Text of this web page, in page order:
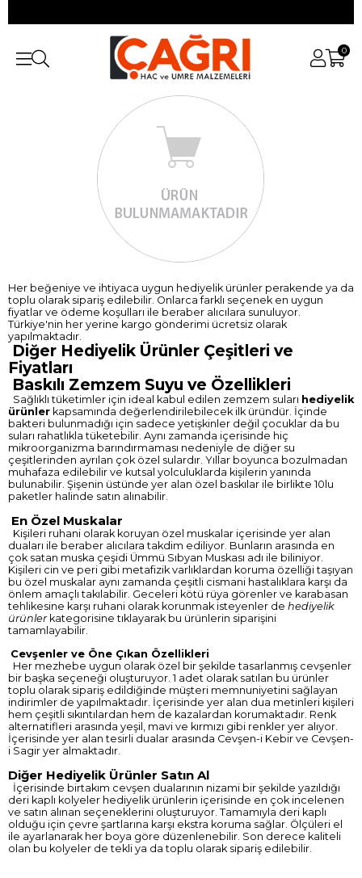
0
Her beğeniye ve ihtiyaca uygun hediyelik ürünler perakende ya da
toplu olarak sipariş edilebilir. Onlarca farklı seçenek en uygun
fiyatlar ve ödeme koşulları ile beraber alıcılara sunuluyor.
Türkiye'nin her yerine kargo gönderimi ücretsiz olarak
yapılmaktadır.
Diğer Hediyelik Ürünler Çeşitleri ve
Fiyatları
Baskılı Zemzem Suyu ve Özellikleri
Sağlıklı tüketimler için ideal kabul edilen zemzem suları hediyelik
ürünler kapsamında değerlendirilebilecek ilk üründür. İçinde
bakteri bulunmadığı için sadece yetişkinler değil çocuklar da bu
suları rahatlıkla tüketebilir. Aynı zamanda içerisinde hiç
mikroorganizma barındırmaması nedeniyle de diğer su
çeşitlerinden ayrılan çok özel sulardır. Yıllar boyunca bozulmadan
muhafaza edilebilir ve kutsal yolculuklarda kişilerin yanında
bulunabilir. Şişenin üstünde yer alan özel baskılar ile birlikte 10lu
paketler halinde satın alınabilir.
En Özel Muskalar
Kişileri ruhani olarak koruyan özel muskalar içerisinde yer alan
duaları ile beraber alıcılara takdim ediliyor. Bunların arasında en
çok satan muska çeşidi Ümmü Sıbyan Muskası adı ile biliniyor.
Kişileri cin ve peri gibi metafizik varlıklardan koruma özelliği taşıyan
bu özel muskalar aynı zamanda çeşitli cismani hastalıklara karşı da
önlem amaçlı takılabilir. Geceleri kötü rüya görenler ve karabasan
tehlikesine karşı ruhani olarak korunmak isteyenler de hediyelik
ürünlerkategorisine tıklayarak bu ürünlerin siparişini
tamamlayabilir.
Cevşenler ve Öne Çıkan Özellikleri
Her mezhebe uygun olarak özel bir şekilde tasarlanmış cevşenler
bir başka seçeneği oluşturuyor. 1 adet olarak satılan bu ürünler
toplu olarak sipariş edildiğinde müşteri memnuniyetini sağlayan
indirimler de yapılmaktadır. İçerisinde yer alan dua metinleri kişileri
hem çeşitli sıkıntılardan hem de kazalardan korumaktadır. Renk
alternatifleri arasında yeşil, mavi ve kırmızı gibi renkler yer alıyor.
İçerisinde yer alan tesirli dualar arasında Cevşen-i Kebir ve Cevşen-
i Sagir yer almaktadır.
Diğer Hediyelik Ürünler Satın Al
İçerisinde birtakım cevşen dualarının nizami bir şekilde yazıldığı
deri kaplı kolyeler hediyelik ürünlerin içerisinde en çok incelenen
ve satın alınan seçeneklerini oluşturuyor. Tamamıyla deri kaplı
olduğu için çevre şartlarına karşı ekstra koruma sağlar. Ölçüleri el
ile ayarlanarak her boya göre düzenlenebilir. Son derece kaliteli
olan bu kolyeler de tekli ya da toplu olarak sipariş edilebilir.